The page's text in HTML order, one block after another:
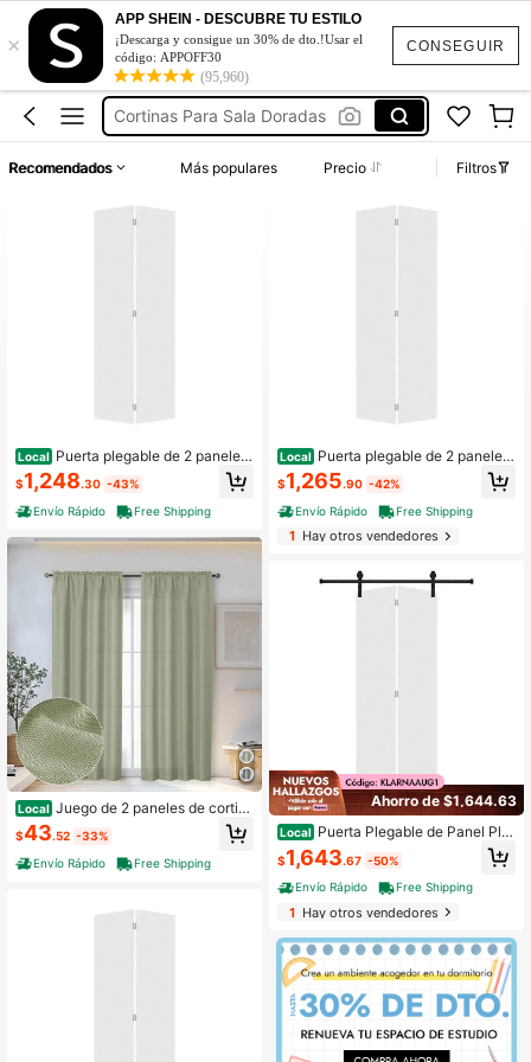
CONSEGUIR
×
APP SHEIN - DESCUBRE TU ESTILO
¡Descarga y consigue un 30% de dto.!Usar el
código: APPOFF30
(95,960)
Cortinas Verde Salvia
Cortinas Para La Sala Floral
Cortinas Amarillas
Cortinas Para Sala Doradas
Cortinas Para La Sala Floral
Recomendados Más populares Precio Filtros
Local Puerta plegable de 2 paneles
estilo cottage de 3/4" de grosor, 60
pulg. x 80 pulg., núcleo sólido, acab
ado blanco en vinilo, con kit de herr
ajes
$1,248.30 -43%
Envío Rápido
Free Shipping
Local Juego de 2 paneles de cortin
as de 72 pulgadas de largo para sal
a de estar y dormitorio, paneles de
cortinas de ventana con textura de
arpillera falsa que filtran, cortinas fr
as, suaves y aireadas, 2 piezas de
40Anx72L, tratamientos de ventana
$43.52 -33%
Envío Rápido
Free Shipping
Local Puerta plegable de 2 paneles
estilo cottage de 3/4" de grosor 64
pulg. x 84 pulg. con núcleo sólido, a
cabado blanco de vinilo y kit de her
rajes
$1,265.90 -42%
Envío Rápido
Free Shipping
1Hay otros vendedores
Ahorro de $1,644.63
Local Puerta Plegable de Panel Pla
no Moderna 72 Pulg. X 84 Pulg. Pue
rta Deslizante de Granero Blanca d
e MDF con Kit de Herrajes
$1,643.67 -50%
Envío Rápido
Free Shipping
1Hay otros vendedores